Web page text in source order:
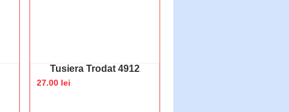
Tusiera Trodat 4912
27.00 lei